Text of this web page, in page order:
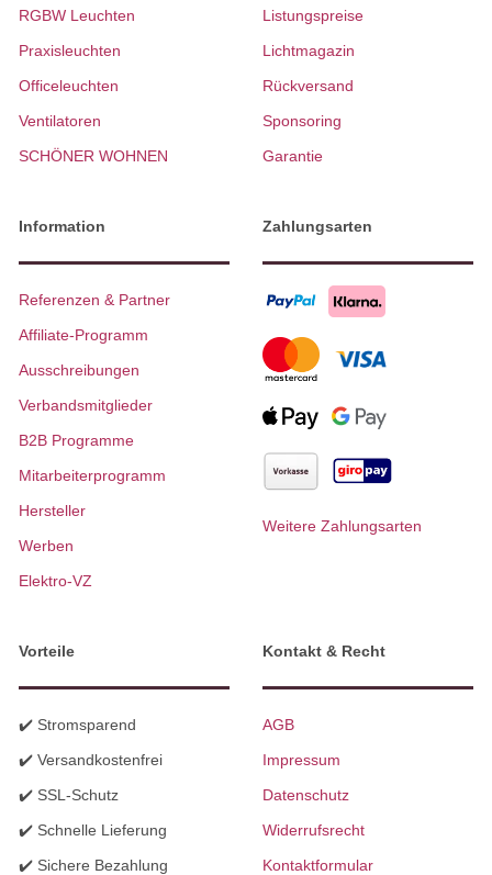
RGBW Leuchten
Praxisleuchten
Officeleuchten
Ventilatoren
SCHÖNER WOHNEN
Listungspreise
Lichtmagazin
Rückversand
Sponsoring
Garantie
Information
Referenzen & Partner
Affiliate-Programm
Ausschreibungen
Verbandsmitglieder
B2B Programme
Mitarbeiterprogramm
Hersteller
Werben
Elektro-VZ
Zahlungsarten
Weitere Zahlungsarten
Vorteile
✔️ Stromsparend
✔️ Versandkostenfrei
✔️ SSL-Schutz
✔️ Schnelle Lieferung
✔️ Sichere Bezahlung
Kontakt & Recht
AGB
Impressum
Datenschutz
Widerrufsrecht
Kontaktformular